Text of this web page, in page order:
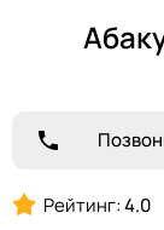
Рейтинг:4.0